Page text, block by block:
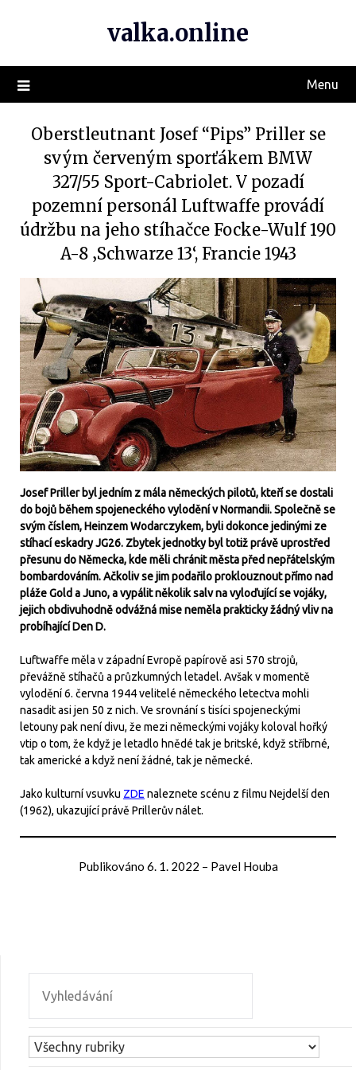
valka.online
Menu
Oberstleutnant Josef “Pips” Priller se
svým červeným sporťákem BMW
327/55 Sport-Cabriolet. V pozadí
pozemní personál Luftwaffe provádí
údržbu na jeho stíhačce Focke-Wulf 190
A-8 ‚Schwarze 13‘, Francie 1943
Josef Priller byl jedním z mála německých pilotů, kteří se dostali
do bojů během spojeneckého vylodění v Normandii. Společně se
svým číslem, Heinzem Wodarczykem, byli dokonce jedinými ze
stíhací eskadry JG26. Zbytek jednotky byl totiž právě uprostřed
přesunu do Německa, kde měli chránit města před nepřátelským
bombardováním. Ačkoliv se jim podařilo proklouznout přímo nad
pláže Gold a Juno, a vypálit několik salv na vyloďující se vojáky,
jejich obdivuhodně odvážná mise neměla prakticky žádný vliv na
probíhající Den D.
Luftwaffe měla v západní Evropě papírově asi 570 strojů,
převážně stíhačů a průzkumných letadel. Avšak v momentě
vylodění 6. června 1944 velitelé německého letectva mohli
nasadit asi jen 50 z nich. Ve srovnání s tisíci spojeneckými
letouny pak není divu, že mezi německými vojáky koloval hořký
vtip o tom, že když je letadlo hnědé tak je britské, když stříbrné,
tak americké a když není žádné, tak je německé.
Jako kulturní vsuvku ZDE naleznete scénu z filmu Nejdelší den
(1962), ukazující právě Prillerův nálet.
Publikováno 6. 1. 2022 – Pavel Houba